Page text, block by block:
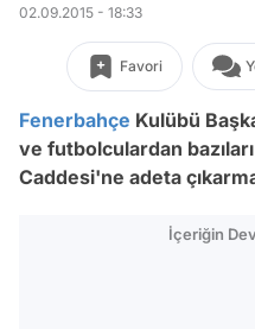
02.09.2015 - 18:33
Favori
Fenerbahçe Kulübü
ve futbolculardan bazıları
Caddesi'ne adeta
İçeriğin